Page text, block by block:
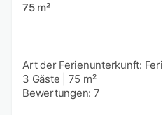
75 m²
Art der Ferienunterkunft:
3 Gäste
75 m²
Bewertungen: 7